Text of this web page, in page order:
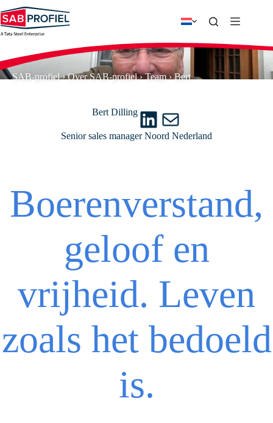
naar
de
inhoud
SAB-profiel›Over SAB-profiel›Team›Bert
Bert DillingLinkedIn
E-mail
Senior sales manager Noord Nederland
Boerenverstand,
geloof en
vrijheid. Leven
zoals het bedoeld
is.